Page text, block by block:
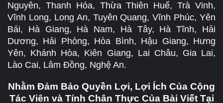
Nguyên, Thanh Hóa, Thừa Thiên Huế, Trà Vinh,
Vĩnh Long, Long An, Tuyên Quang, Vĩnh Phúc, Yên
Bái, Hà Giang, Hà Nam, Hà Tây, Hà Tĩnh, Hải
Dương, Hải Phòng, Hòa Bình, Hậu Giang, Hưng
Yên, Khánh Hòa, Kiên Giang, Lai Châu, Gia Lai,
Lào Cai, Lâm Đồng, Nghệ An.
Nhằm Đảm Bảo Quyền Lợi, Lợi Ích Của Cộng
Tác Viên và Tính Chân Thực Của Bài Viết Tại